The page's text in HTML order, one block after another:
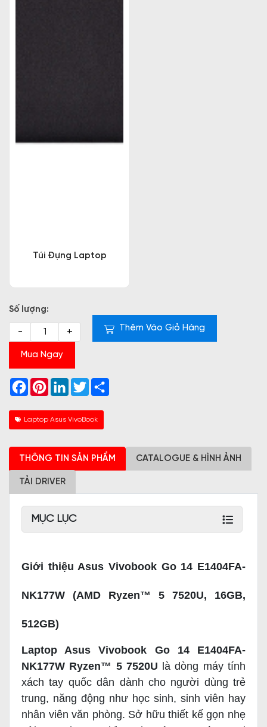
Túi Đựng Laptop
Số lượng:
- + Thêm Vào Giỏ Hàng
Mua Ngay
Facebook
PinterestLinkedInTwitter
Laptop Asus VivoBook
THÔNG TIN SẢN PHẨM CATALOGUE & HÌNH ẢNH
TẢI DRIVER
MỤC LỤC
Giới thiệu Asus Vivobook Go 14 E1404FA-
NK177W (AMD Ryzen™ 5 7520U, 16GB,
512GB)
Laptop Asus Vivobook Go 14 E1404FA-
NK177W Ryzen™ 5 7520U là dòng máy tính
xách tay quốc dân dành cho người dùng trẻ
trung, năng động như học sinh, sinh viên hay
nhân viên văn phòng. Sở hữu thiết kế gọn nhẹ